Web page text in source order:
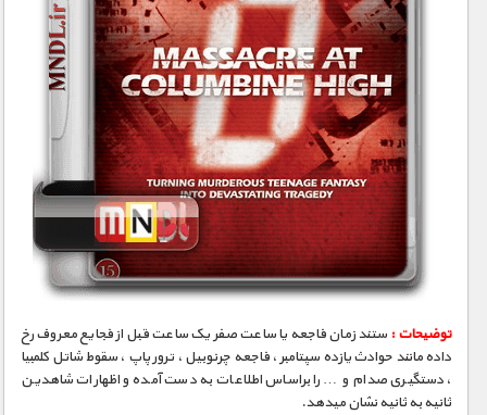
فرهنگ / هنر
کیهان / نجوم
گردشگری
ماورایی
مسابقات / ورزشی
مستند های اختصاصی
توضیحات : ستند زمان فاجعه یا ساعت صفر یک ساعت قبل از فجایع معروف رخ
داده مانند حوادث یازده سپتامبر ، فاجعه چرنوبیل ، ترور پاپ ، سقوط شاتل کلمبیا
، دستگیری صدام و … را براساس اطلاعات به دست آمده و اظهارات شاهدین
ثانیه به ثانیه نشان میدهد.